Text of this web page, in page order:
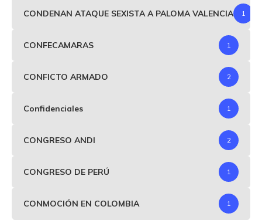
CONDENAN ATAQUE SEXISTA A PALOMA VALENCIA 1
CONFECAMARAS 1
CONFICTO ARMADO 2
Confidenciales 1
CONGRESO ANDI 2
CONGRESO DE PERÚ 1
CONMOCIÓN EN COLOMBIA 1